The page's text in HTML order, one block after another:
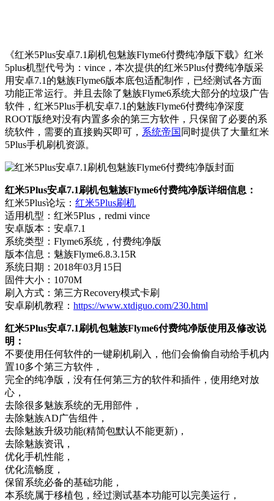
《红米5Plus安卓7.1刷机包魅族Flyme6付费纯净版下载》红米
5plus机型代号为：vince，本次提供的红米5Plus付费纯净版采
用安卓7.1的魅族Flyme6版本底包适配制作，已经测试各方面
功能正常运行。并且去除了魅族Flyme6系统大部分的垃圾广告
软件，红米5Plus手机安卓7.1的魅族Flyme6付费纯净深度
ROOT版绝对没有内置多余的第三方软件，只保留了必要的系
统软件，需要的直接购买即可， 系统帝国 同时提供了大量红米
5Plus手机刷机资源。
红米5Plus安卓7.1刷机包魅族Flyme6付费纯净版详细信息：
红米5Plus论坛： 红米5Plus刷机
适用机型：红米5Plus，redmi vince
安卓版本：安卓7.1
系统类型：Flyme6系统，付费纯净版
版本信息：魅族Flyme6.8.3.15R
系统日期：2018年03月15日
固件大小：1070M
刷入方式：第三方Recovery模式卡刷
安卓刷机教程： https://www.xtdiguo.com/230.html
红米5Plus安卓7.1刷机包魅族Flyme6付费纯净版使用及修改说
明：
不要使用任何软件的一键刷机刷入，他们会偷偷自动给手机内
置10多个第三方软件，
完全的纯净版，没有任何第三方的软件和插件，使用绝对放
心，
去除很多魅族系统的无用部件，
去除魅族AD广告组件，
去除魅族升级功能(精简包默认不能更新)，
去除魅族资讯，
优化手机性能，
优化流畅度，
保留系统必备的基础功能，
本系统属于移植包，经过测试基本功能可以完美运行，